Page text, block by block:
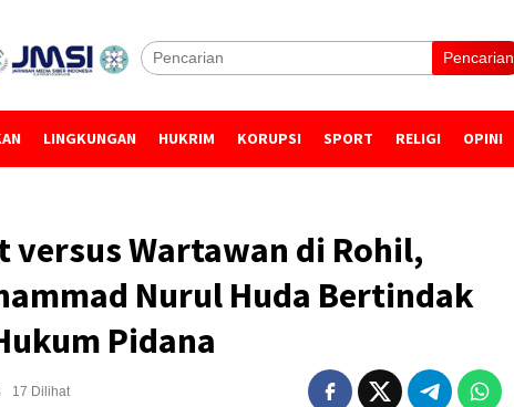
Pencarian
LINGKUNGAN HUKRIM KORUPSI SPORT RELIGI OPINI
versus Wartawan di Rohil,
Nurul Huda Bertindak
Pidana
17 Dilihat